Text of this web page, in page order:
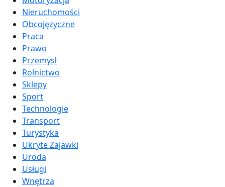
Nieruchomości
Obcojęzyczne
Praca
Prawo
Przemysł
Rolnictwo
Sklepy
Sport
Technologie
Transport
Turystyka
Ukryte Zajawki
Uroda
Usługi
Wnętrza